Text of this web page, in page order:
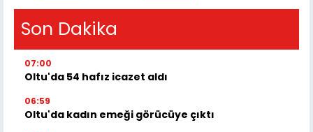
Son Dakika
07:00
Oltu'da 54 hafız icazet aldı
06:59
Oltu'da kadın emeği görücüye çıktı